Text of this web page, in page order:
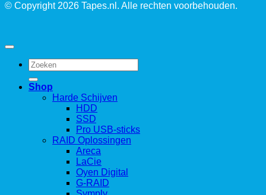
© Copyright 2026 Tapes.nl. Alle rechten voorbehouden.
Zoeken
naar:
Shop
Harde Schijven
HDD
SSD
Pro USB-sticks
RAID Oplossingen
Areca
LaCie
Oyen Digital
G-RAID